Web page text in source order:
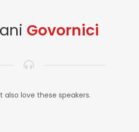
Govornici
also love these speakers.